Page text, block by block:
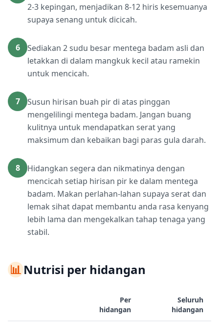
2-3 kepingan, menjadikan 8-12 hiris kesemuanya
supaya senang untuk dicicah.
6
Sediakan 2 sudu besar mentega badam asli dan
letakkan di dalam mangkuk kecil atau ramekin
untuk mencicah.
7
Susun hirisan buah pir di atas pinggan
mengelilingi mentega badam. Jangan buang
kulitnya untuk mendapatkan serat yang
maksimum dan kebaikan bagi paras gula darah.
8
Hidangkan segera dan nikmatinya dengan
mencicah setiap hirisan pir ke dalam mentega
badam. Makan perlahan-lahan supaya serat dan
lemak sihat dapat membantu anda rasa kenyang
lebih lama dan mengekalkan tahap tenaga yang
stabil.
📊Nutrisi per hidangan
Per
hidangan
Seluruh
hidangan